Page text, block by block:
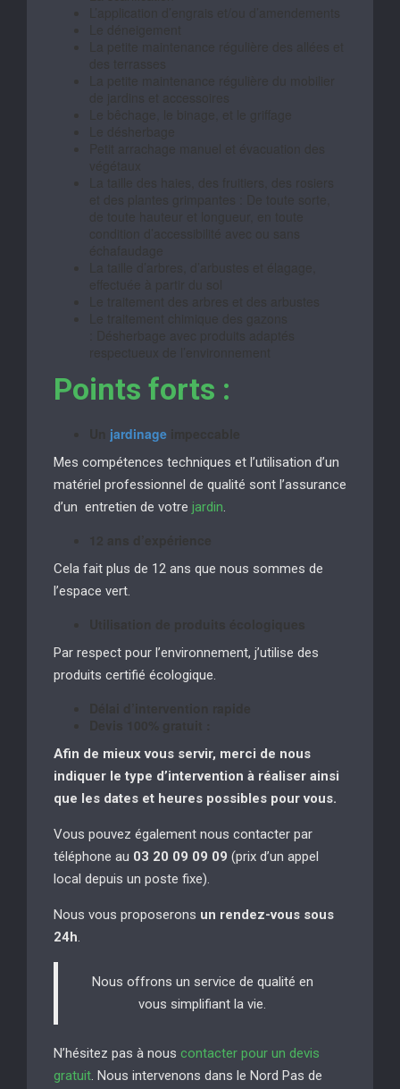
Points forts :
jardinage
Mes compétences techniques et l’utilisation d’un
matériel professionnel de qualité sont l’assurance
d’un entretien de votre jardin.
Cela fait plus de 12 ans que nous sommes de
l’espace vert.
Par respect pour l’environnement, j’utilise des
produits certifié écologique.
Afin de mieux vous servir, merci de nous
indiquer le type d’intervention à réaliser ainsi
que les dates et heures possibles pour vous.
Vous pouvez également nous contacter par
téléphone au 03 20 09 09 09 (prix d’un appel
local depuis un poste fixe).
Nous vous proposerons un rendez-vous sous
24h.
Nous offrons un service de qualité en
vous simplifiant la vie.
N’hésitez pas à nous contacter pour un devis
gratuit. Nous intervenons dans le Nord Pas de